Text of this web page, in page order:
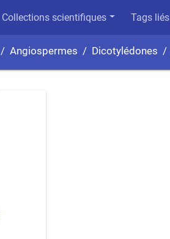
Collections scientifiques Tags liés
Angiospermes Dicotylédones